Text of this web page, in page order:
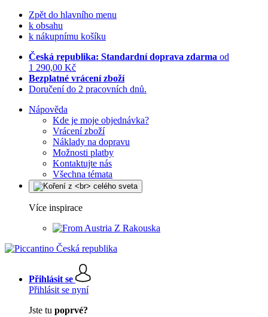
Zpět do hlavního menu
k obsahu
k nákupnímu košíku
Česká republika: Standardní doprava zdarma od
1 290,00 Kč
Bezplatné vrácení zboží
Doručení do 2 pracovních dnů.
Nápověda
Kde je moje objednávka?
Vrácení zboží
Náklady na dopravu
Možnosti platby
Kontaktujte nás
Všechna témata
Více inspirace
Z Rakouska
Přihlásit se
Přihlásit se nyní
Jste tu poprvé?